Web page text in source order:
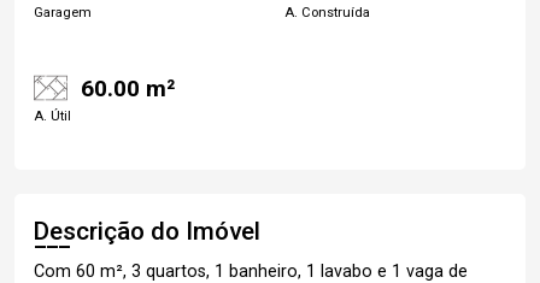
Garagem A. Construída
60.00 m²
A. Útil
Descrição do Imóvel
Com 60 m², 3 quartos, 1 banheiro, 1 lavabo e 1 vaga de